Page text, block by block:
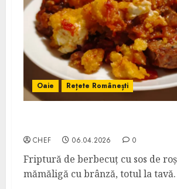
Oaie Rețete Românești
CHEF 06.04.2026 0
Friptură de berbecuț cu sos de
mămăligă cu brânză, totul la tavă.